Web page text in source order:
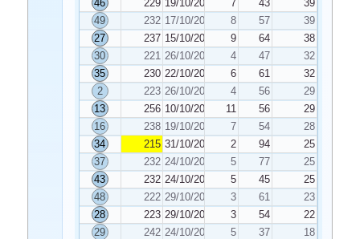
46
229 19/10/2022 7 43
39
49
232 17/10/2022 8 57
39
27
237 15/10/2022 9 64
38
30
221 26/10/2022 4 47
32
35
230 22/10/2022 6 61
32
2
223 26/10/2022 4 56
29
13
256 10/10/2022 11 56
29
16
238 19/10/2022 7 54
28
34
215 31/10/2022 2 94
25
37
232 24/10/2022 5 77
25
43
232 24/10/2022 5 45
25
48
222 29/10/2022 3 61
23
28
223 29/10/2022 3 54
22
29
242 24/10/2022 5 37
18